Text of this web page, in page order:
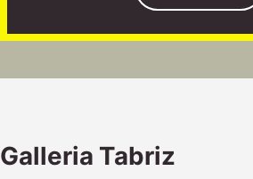
Galleria Tabriz